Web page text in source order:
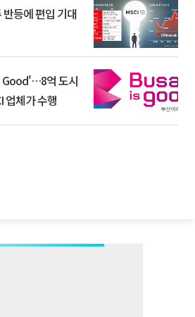
등에 편입 기대
업체가 수행